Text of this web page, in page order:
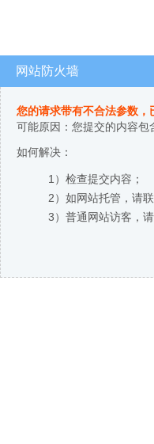
网站防火墙
您的请求带有不合法参数，
可能原因：您提交的内容包
如何解决：
1）检查提交内容；
2）如网站托管，请
3）普通网站访客，